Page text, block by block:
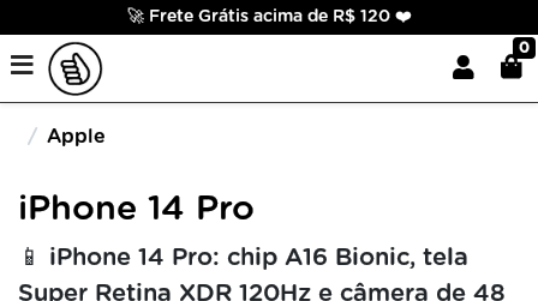
🚀 Frete Grátis acima de R$ 120 ❤️
0
Apple
iPhone 14 Pro
📱 iPhone 14 Pro: chip A16 Bionic, tela
Super Retina XDR 120Hz e câmera de 48